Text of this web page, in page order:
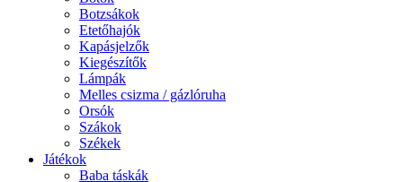
Botzsákok
Etetőhajók
Kapásjelzők
Kiegészítők
Lámpák
Melles csizma / gázlóruha
Orsók
Szákok
Székek
Játékok
Baba táskák